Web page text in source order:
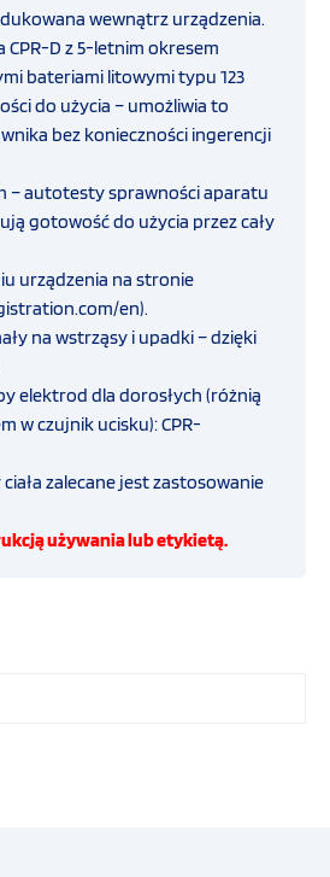
wewnątrz urządzenia.
D z 5-letnim okresem
bateriami litowymi typu 123
do użycia – umożliwia to
bez konieczności ingerencji
– autotesty sprawności aparatu
gotowość do użycia przez cały
urządzenia na stronie
en).
na wstrząsy i upadki – dzięki
elektrod dla dorosłych (różnią
w czujnik ucisku):CPR-
zalecane jest zastosowanie
używania lub etykietą.